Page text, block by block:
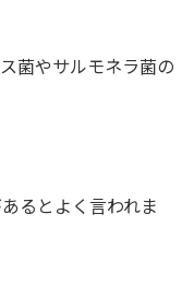
菌やサルモネラ菌の
るとよく言われま